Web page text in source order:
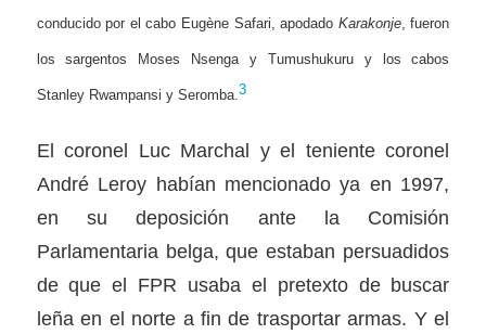
conducido por el cabo Eugène Safari, apodado Karakonje, fueron
los sargentos Moses Nsenga y Tumushukuru y los cabos
Stanley Rwampansi y Seromba.3
El coronel Luc Marchal y el teniente coronel
André Leroy habían mencionado ya en 1997,
en su deposición ante la Comisión
Parlamentaria belga, que estaban persuadidos
de que el FPR usaba el pretexto de buscar
leña en el norte a fin de trasportar armas. Y el